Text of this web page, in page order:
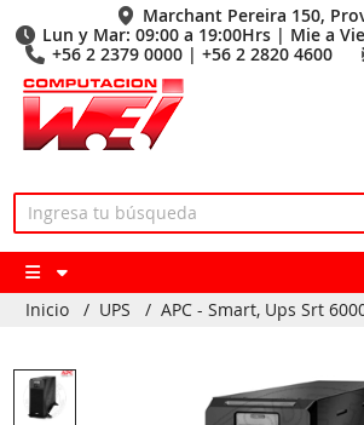
Marchant Pereira 150,
Lun y Mar: 09:00 a 19:00Hrs | Mie a
+56 2 2379 0000 | +56 2 2820 4600
Inicio / UPS / APC - Smart, Ups Srt